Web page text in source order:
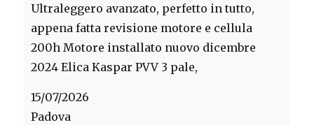
Ultraleggero avanzato, perfetto in tutto,
appena fatta revisione motore e cellula
200h Motore installato nuovo dicembre
2024 Elica Kaspar PVV 3 pale,
15/07/2026
Padova